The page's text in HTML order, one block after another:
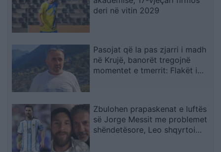
deri në vitin 2029
Pasojat që la pas zjarri i madh
në Krujë, banorët tregojnë
momentet e tmerrit: Flakët i
Zbulohen prapaskenat e luftës
së Jorge Messit me problemet
shëndetësore, Leo shqyrtoi